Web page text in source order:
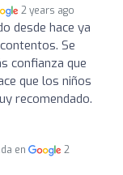
2 years ago
desde hace ya
Se
confianza que
que los niños
recomendado.
en
2